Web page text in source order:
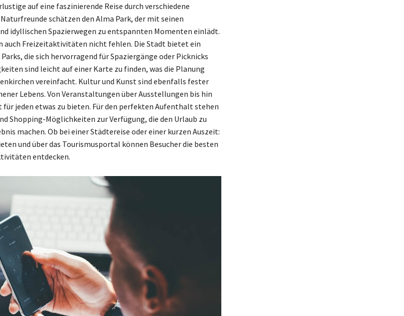
auf eine faszinierende Reise durch verschiedene
schätzen den Alma Park, der mit seinen
idyllischen Spazierwegen zu entspannten Momenten einlädt.
auch Freizeitaktivitäten nicht fehlen. Die Stadt bietet ein
die sich hervorragend für Spaziergänge oder Picknicks
sind leicht auf einer Karte zu finden, was die Planung
vereinfacht. Kultur und Kunst sind ebenfalls fester
Lebens. Von Veranstaltungen über Ausstellungen bis hin
für jeden etwas zu bieten. Für den perfekten Aufenthalt stehen
Shopping-Möglichkeiten zur Verfügung, die den Urlaub zu
machen. Ob bei einer Städtereise oder einer kurzen Auszeit:
und über das Tourismusportal können Besucher die besten
entdecken.